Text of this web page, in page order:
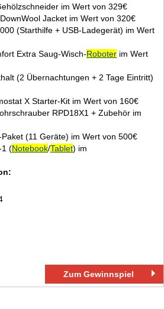
im Wert von 329€
Jacket im Wert von 320€
(Starthilfe + USB‑Ladegerät) im Wert
Extra Saug‑Wisch‑Roboter im Wert
(2 Übernachtungen + 2 Tage Eintritt)
X Starter‑Kit im Wert von 160€
RPD18X1 + Zubehör im
(11 Geräte) im Wert von 500€
(Notebook/Tablet) im
Zum Gewinnspiel